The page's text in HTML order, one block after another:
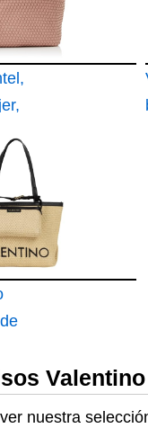
Valentino
nuestra